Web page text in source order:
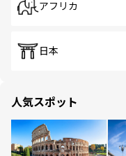
アフリカ
日本
人気スポット